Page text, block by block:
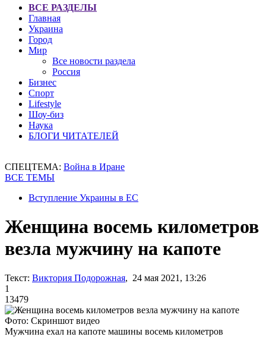
ВСЕ РАЗДЕЛЫ
Главная
Украина
Город
Мир
Все новости раздела
Россия
Бизнес
Спорт
Lifestyle
Шоу-биз
Наука
БЛОГИ ЧИТАТЕЛЕЙ
СПЕЦТЕМА: Война в Иране
ВСЕ ТЕМЫ
Вступление Украины в ЕС
Женщина восемь километров
везла мужчину на капоте
Текст: Виктория Подорожная, 24 мая 2021, 13:26
1
13479
Фото: Скриншот видео
Мужчина ехал на капоте машины восемь километров